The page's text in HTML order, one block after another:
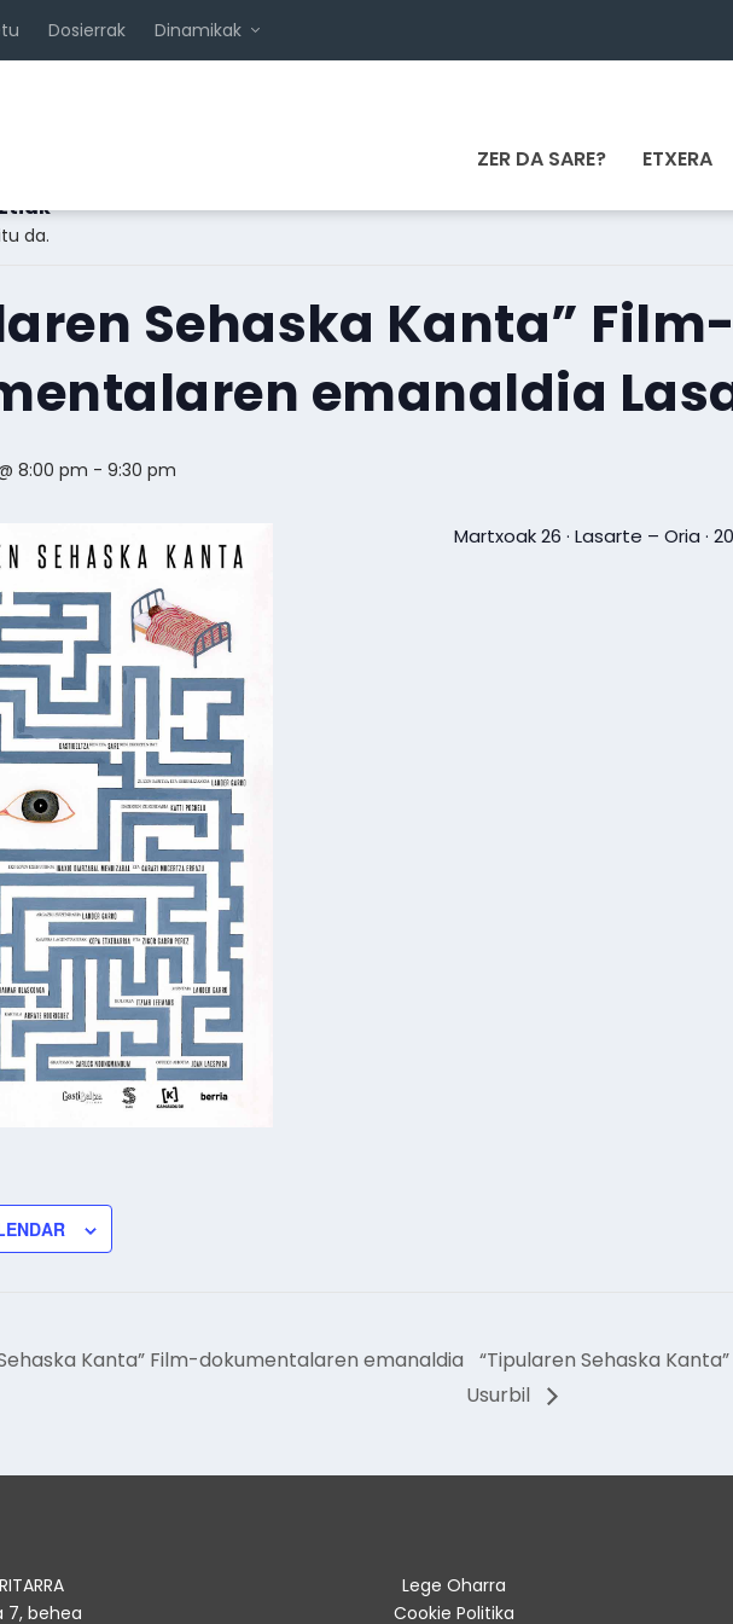
Dosierrak Dinamikak
ZER DA SARE? ETXERA
da.
Sehaska Kanta” Film-
emanaldia
8:00 pm - 9:30 pm
Martxoak 26 · Lasarte – Oria ·
Kanta” Film-dokumentalaren emanaldia
“Tipularen Sehaska
Usurbil
7, behea
Lege Oharra
Cookie Politika